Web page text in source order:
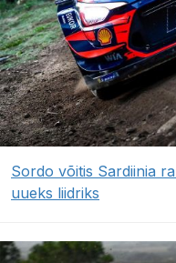
Sordo võitis Sardiinia
uueks liidriks